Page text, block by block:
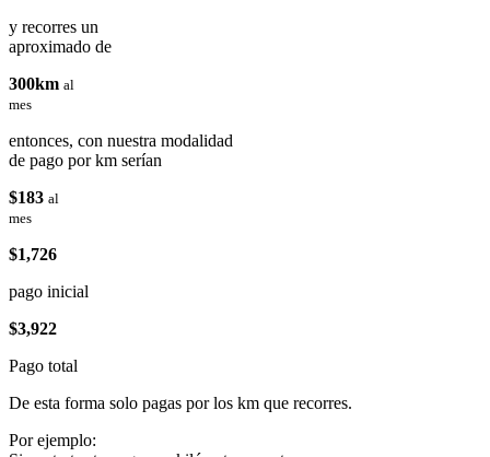
y recorres un
aproximado de
300km al
mes
entonces, con nuestra modalidad
de pago por km serían
$183 al
mes
$1,726
pago inicial
$3,922
Pago total
De esta forma solo pagas por los km que recorres.
Por ejemplo: